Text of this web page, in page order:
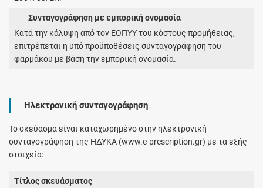
Συνταγογράφηση με εμπορική ονομασία
Κατά την κάλυψη από τον ΕΟΠΥΥ του κόστους προμήθειας,
επιτρέπεται η υπό προϋποθέσεις συνταγογράφηση του
φαρμάκου με βάση την εμπορική ονομασία.
Ηλεκτρονική συνταγογράφηση
Το σκεύασμα είναι καταχωρημένο στην ηλεκτρονική
συνταγογράφηση της ΗΔΥΚΑ (www.e-prescription.gr) με τα εξής
στοιχεία:
Τίτλος σκευάσματος